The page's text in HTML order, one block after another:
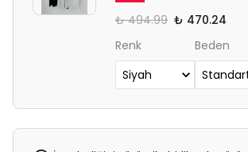
₺ 494.99 ₺ 470.24
Renk
Beden